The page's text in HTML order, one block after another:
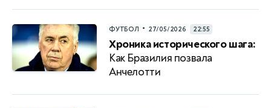
ФУТБОЛ • 27/05/2026 22:55
Хроника исторического шага:
Как Бразилия позвала
Анчелотти